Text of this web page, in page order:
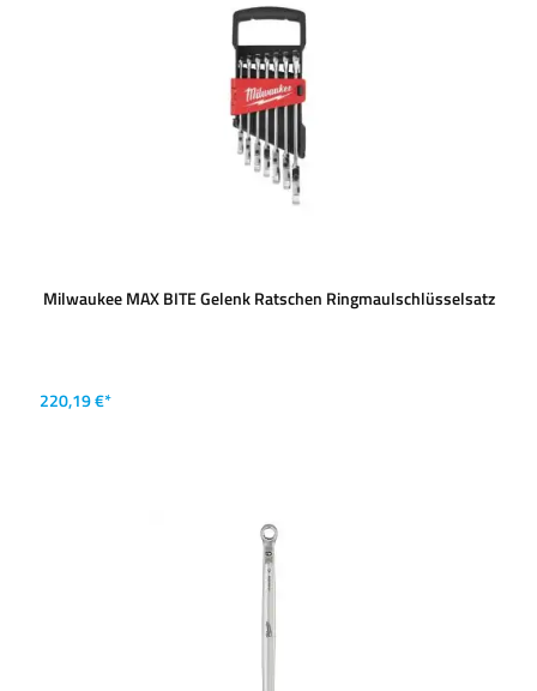
Milwaukee MAX BITE Gelenk Ratschen Ringmaulschlüsselsatz
220,19 €*